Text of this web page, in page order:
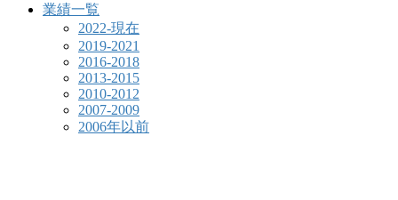
業績一覧
2022-現在
2019-2021
2016-2018
2013-2015
2010-2012
2007-2009
2006年以前